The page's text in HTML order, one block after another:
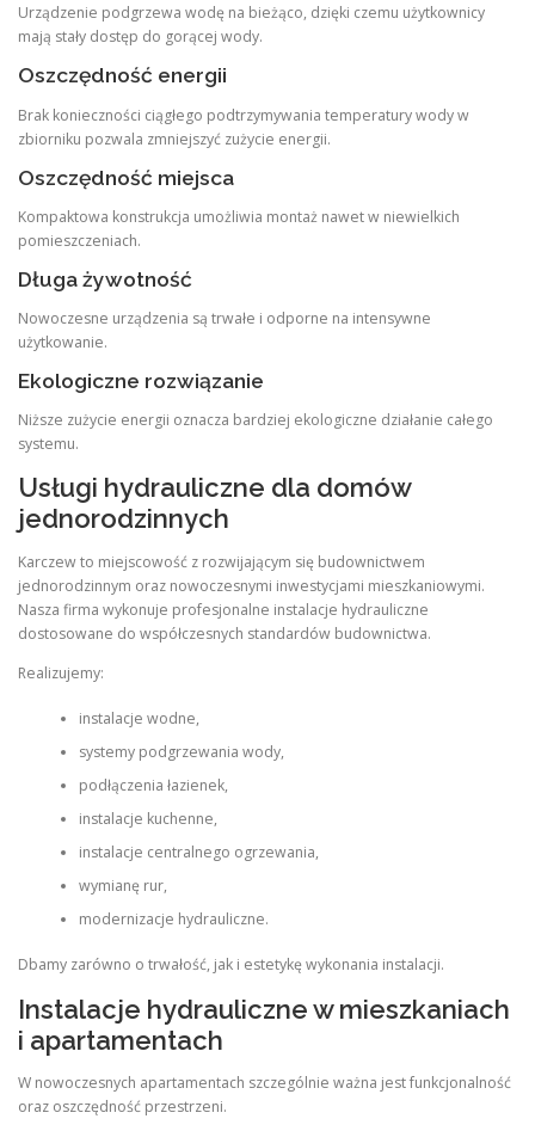
Urządzenie podgrzewa wodę na bieżąco, dzięki czemu użytkownicy
mają stały dostęp do gorącej wody.
Oszczędność energii
Brak konieczności ciągłego podtrzymywania temperatury wody w
zbiorniku pozwala zmniejszyć zużycie energii.
Oszczędność miejsca
Kompaktowa konstrukcja umożliwia montaż nawet w niewielkich
pomieszczeniach.
Długa żywotność
Nowoczesne urządzenia są trwałe i odporne na intensywne
użytkowanie.
Ekologiczne rozwiązanie
Niższe zużycie energii oznacza bardziej ekologiczne działanie całego
systemu.
Usługi hydrauliczne dla domów
jednorodzinnych
Karczew to miejscowość z rozwijającym się budownictwem
jednorodzinnym oraz nowoczesnymi inwestycjami mieszkaniowymi.
Nasza firma wykonuje profesjonalne instalacje hydrauliczne
dostosowane do współczesnych standardów budownictwa.
Realizujemy:
instalacje wodne,
systemy podgrzewania wody,
podłączenia łazienek,
instalacje kuchenne,
instalacje centralnego ogrzewania,
wymianę rur,
modernizacje hydrauliczne.
Dbamy zarówno o trwałość, jak i estetykę wykonania instalacji.
Instalacje hydrauliczne w mieszkaniach
i apartamentach
W nowoczesnych apartamentach szczególnie ważna jest funkcjonalność
oraz oszczędność przestrzeni.